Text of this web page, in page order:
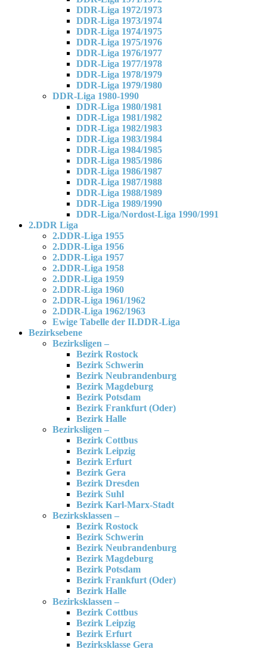
DDR-Liga 1972/1973
DDR-Liga 1973/1974
DDR-Liga 1974/1975
DDR-Liga 1975/1976
DDR-Liga 1976/1977
DDR-Liga 1977/1978
DDR-Liga 1978/1979
DDR-Liga 1979/1980
DDR-Liga 1980-1990
DDR-Liga 1980/1981
DDR-Liga 1981/1982
DDR-Liga 1982/1983
DDR-Liga 1983/1984
DDR-Liga 1984/1985
DDR-Liga 1985/1986
DDR-Liga 1986/1987
DDR-Liga 1987/1988
DDR-Liga 1988/1989
DDR-Liga 1989/1990
DDR-Liga/Nordost-Liga 1990/1991
2.DDR Liga
2.DDR-Liga 1955
2.DDR-Liga 1956
2.DDR-Liga 1957
2.DDR-Liga 1958
2.DDR-Liga 1959
2.DDR-Liga 1960
2.DDR-Liga 1961/1962
2.DDR-Liga 1962/1963
Ewige Tabelle der II.DDR-Liga
Bezirksebene
Bezirksligen –
Bezirk Rostock
Bezirk Schwerin
Bezirk Neubrandenburg
Bezirk Magdeburg
Bezirk Potsdam
Bezirk Frankfurt (Oder)
Bezirk Halle
Bezirksligen –
Bezirk Cottbus
Bezirk Leipzig
Bezirk Erfurt
Bezirk Gera
Bezirk Dresden
Bezirk Suhl
Bezirk Karl-Marx-Stadt
Bezirksklassen –
Bezirk Rostock
Bezirk Schwerin
Bezirk Neubrandenburg
Bezirk Magdeburg
Bezirk Potsdam
Bezirk Frankfurt (Oder)
Bezirk Halle
Bezirksklassen –
Bezirk Cottbus
Bezirk Leipzig
Bezirk Erfurt
Bezirksklasse Gera